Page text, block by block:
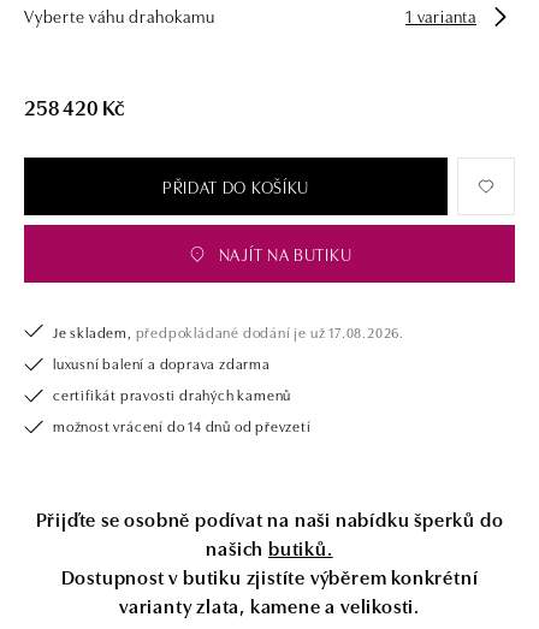
Vyberte váhu drahokamu 1 varianta
258 420 Kč
PŘIDAT DO KOŠÍKU
NAJÍT NA BUTIKU
Je skladem, předpokládané dodání je už 17.08.2026.
luxusní balení a doprava zdarma
certifikát pravosti drahých kamenů
možnost vrácení do 14 dnů od převzetí
Přijďte se osobně podívat na naši nabídku šperků do
našich butiků.
Dostupnost v butiku zjistíte výběrem konkrétní
varianty zlata, kamene a velikosti.